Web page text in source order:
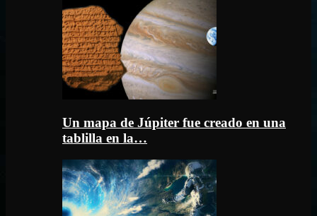
Un mapa de Júpiter fue creado en una
tablilla en la…